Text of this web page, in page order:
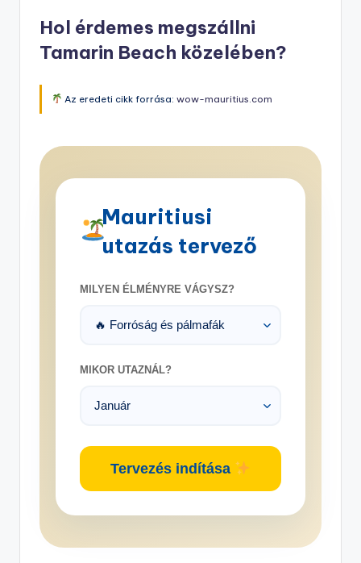
Hol érdemes megszállni
Tamarin Beach közelében?
Az eredeti cikk forrása:wow-mauritius.com
Mauritiusi
utazás tervező
MILYEN ÉLMÉNYRE VÁGYSZ?
MIKOR UTAZNÁL?
Tervezés indítása